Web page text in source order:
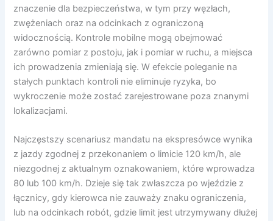
znaczenie dla bezpieczeństwa, w tym przy węzłach,
zwężeniach oraz na odcinkach z ograniczoną
widocznością. Kontrole mobilne mogą obejmować
zarówno pomiar z postoju, jak i pomiar w ruchu, a miejsca
ich prowadzenia zmieniają się. W efekcie poleganie na
stałych punktach kontroli nie eliminuje ryzyka, bo
wykroczenie może zostać zarejestrowane poza znanymi
lokalizacjami.
Najczęstszy scenariusz mandatu na ekspresówce wynika
z jazdy zgodnej z przekonaniem o limicie 120 km/h, ale
niezgodnej z aktualnym oznakowaniem, które wprowadza
80 lub 100 km/h. Dzieje się tak zwłaszcza po wjeździe z
łącznicy, gdy kierowca nie zauważy znaku ograniczenia,
lub na odcinkach robót, gdzie limit jest utrzymywany dłużej